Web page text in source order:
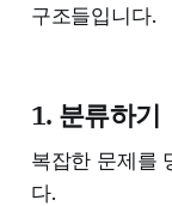
구조들입니다.
1. 분류하기
복잡한 문제를
다.